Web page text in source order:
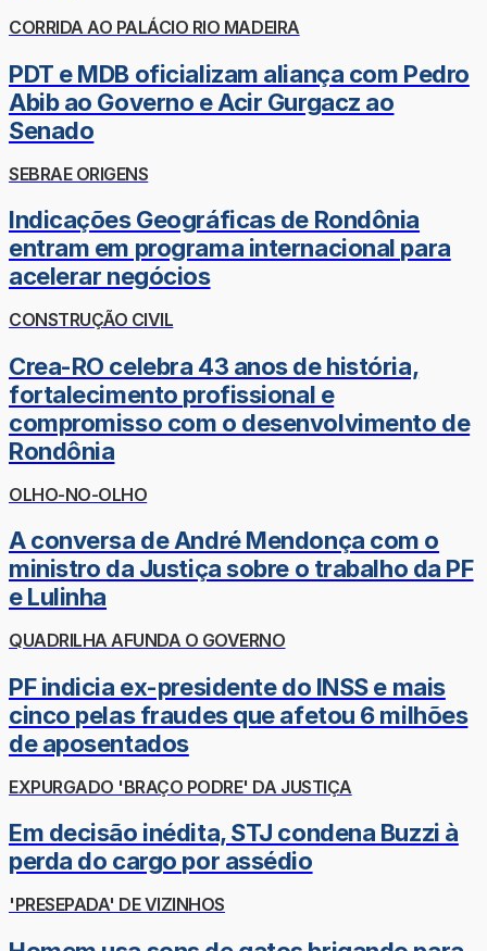
CORRIDA AO PALÁCIO RIO MADEIRA
PDT e MDB oficializam aliança com Pedro
Abib ao Governo e Acir Gurgacz ao
Senado
SEBRAE ORIGENS
Indicações Geográficas de Rondônia
entram em programa internacional para
acelerar negócios
CONSTRUÇÃO CIVIL
Crea-RO celebra 43 anos de história,
fortalecimento profissional e
compromisso com o desenvolvimento de
Rondônia
OLHO-NO-OLHO
A conversa de André Mendonça com o
ministro da Justiça sobre o trabalho da PF
e Lulinha
QUADRILHA AFUNDA O GOVERNO
PF indicia ex-presidente do INSS e mais
cinco pelas fraudes que afetou 6 milhões
de aposentados
EXPURGADO 'BRAÇO PODRE' DA JUSTIÇA
Em decisão inédita, STJ condena Buzzi à
perda do cargo por assédio
'PRESEPADA' DE VIZINHOS